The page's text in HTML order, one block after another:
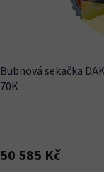
Bubnová sekačka
70K
50 585 Kč